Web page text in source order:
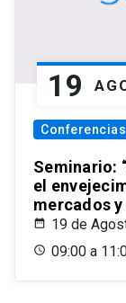
19
Conferencias
Seminario:
el
mercados
19 de
09:00 a